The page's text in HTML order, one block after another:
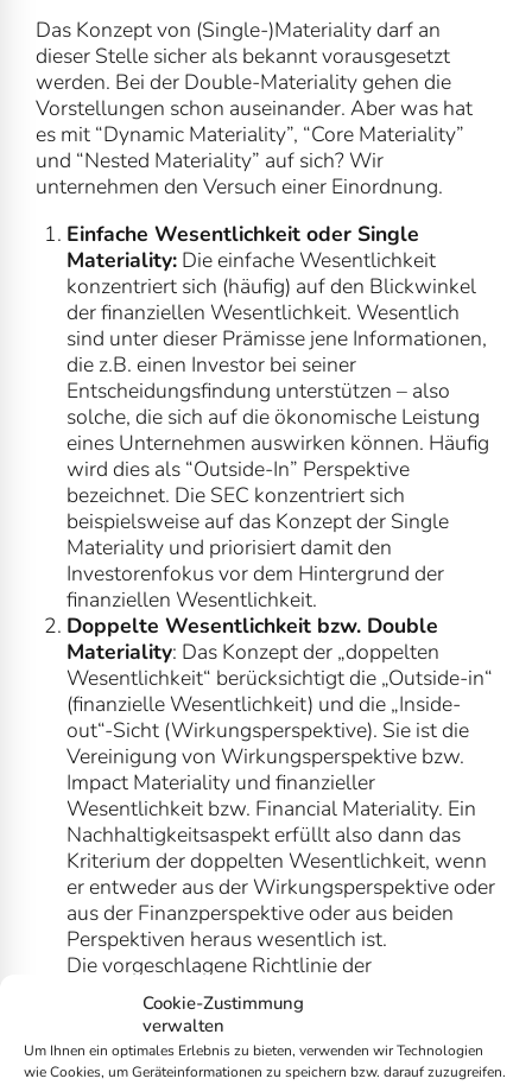
Cookie-Zustimmung
verwalten
Um Ihnen ein optimales Erlebnis zu bieten, verwenden wir Technologien
wie Cookies, um Geräteinformationen zu speichern bzw. darauf zuzugreifen.
Das Konzept von (Single-)Materiality darf an
dieser Stelle sicher als bekannt vorausgesetzt
werden. Bei der Double-Materiality gehen die
Vorstellungen schon auseinander. Aber was hat
es mit “Dynamic Materiality”, “Core Materiality”
und “Nested Materiality” auf sich? Wir
unternehmen den Versuch einer Einordnung.
Einfache Wesentlichkeit oder Single
Materiality: Die einfache Wesentlichkeit
konzentriert sich (häufig) auf den Blickwinkel
der finanziellen Wesentlichkeit. Wesentlich
sind unter dieser Prämisse jene Informationen,
die z.B. einen Investor bei seiner
Entscheidungsfindung unterstützen – also
solche, die sich auf die ökonomische Leistung
eines Unternehmen auswirken können. Häufig
wird dies als “Outside-In” Perspektive
bezeichnet. Die SEC konzentriert sich
beispielsweise auf das Konzept der Single
Materiality und priorisiert damit den
Investorenfokus vor dem Hintergrund der
finanziellen Wesentlichkeit.
Doppelte Wesentlichkeit bzw. Double
Materiality: Das Konzept der „doppelten
Wesentlichkeit“ berücksichtigt die „Outside-in“
(finanzielle Wesentlichkeit) und die „Inside-
out“-Sicht (Wirkungsperspektive). Sie ist die
Vereinigung von Wirkungsperspektive bzw.
Impact Materiality und finanzieller
Wesentlichkeit bzw. Financial Materiality. Ein
Nachhaltigkeitsaspekt erfüllt also dann das
Kriterium der doppelten Wesentlichkeit, wenn
er entweder aus der Wirkungsperspektive oder
aus der Finanzperspektive oder aus beiden
Perspektiven heraus wesentlich ist.
Die vorgeschlagene Richtlinie der
Europäischen Union zur
Nachhaltigkeitsberichterstattung (CSRD)
berücksichtigt das Konzept der doppelten
Wesentlichkeit“ als Kernelement der